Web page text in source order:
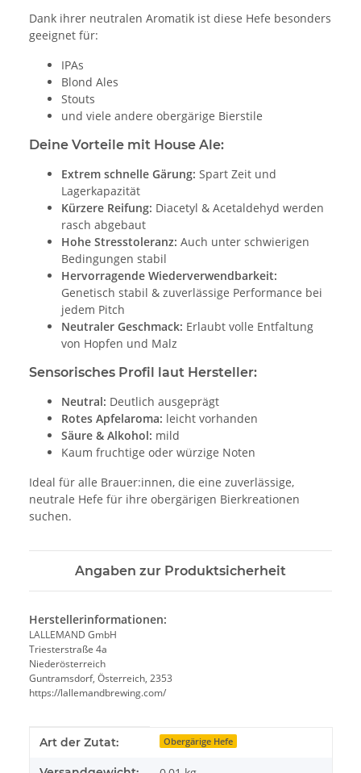
Dank ihrer neutralen Aromatik ist diese Hefe besonders
geeignet für:
IPAs
Blond Ales
Stouts
und viele andere obergärige Bierstile
Deine Vorteile mit House Ale:
Extrem schnelle Gärung: Spart Zeit und
Lagerkapazität
Kürzere Reifung: Diacetyl & Acetaldehyd werden
rasch abgebaut
Hohe Stresstoleranz: Auch unter schwierigen
Bedingungen stabil
Hervorragende Wiederverwendbarkeit:
Genetisch stabil & zuverlässige Performance bei
jedem Pitch
Neutraler Geschmack: Erlaubt volle Entfaltung
von Hopfen und Malz
Sensorisches Profil laut Hersteller:
Neutral: Deutlich ausgeprägt
Rotes Apfelaroma: leicht vorhanden
Säure & Alkohol: mild
Kaum fruchtige oder würzige Noten
Ideal für alle Brauer:innen, die eine zuverlässige,
neutrale Hefe für ihre obergärigen Bierkreationen
suchen.
Angaben zur Produktsicherheit
Herstellerinformationen:
LALLEMAND GmbH
Triesterstraße 4a
Niederösterreich
Guntramsdorf, Österreich, 2353
https://lallemandbrewing.com/
Produkteigenschaft
Wert
Art der Zutat: Obergärige Hefe